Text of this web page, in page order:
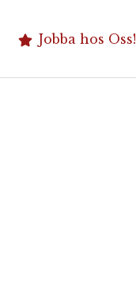
Jobba hos Oss!